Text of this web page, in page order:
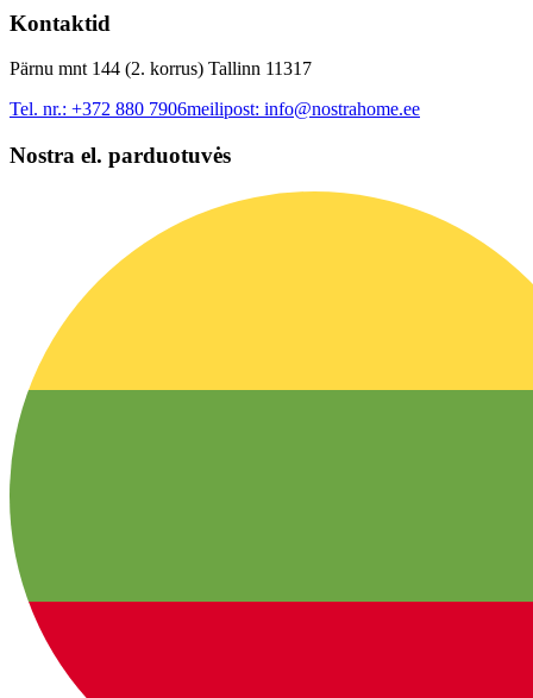
Kontaktid
Pärnu mnt 144 (2. korrus) Tallinn 11317
Tel. nr.: +372 880 7906meilipost: info@nostrahome.ee
Nostra el. parduotuvės